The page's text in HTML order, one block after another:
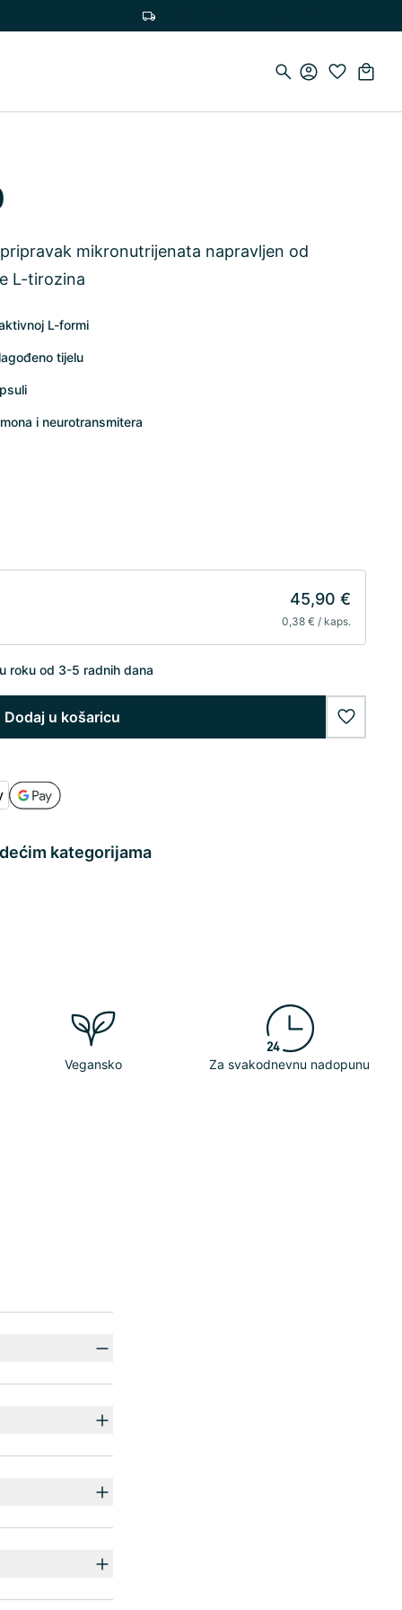
mikronutrijenata napravljen od
L-tirozina
L-formi
tijelu
i neurotransmitera
45,90 €
0,38 € / kaps.
roku od 3-5 radnih dana
Dodaj u košaricu
kategorijama
Vegansko Za svakodnevnu nadopunu